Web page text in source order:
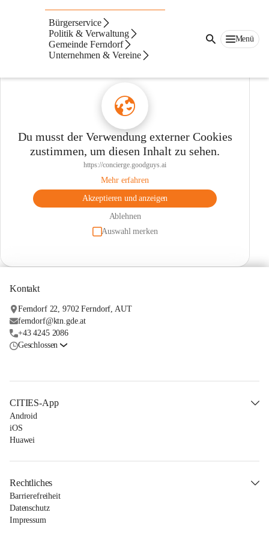
Bürgerservice
Politik & Verwaltung
Gemeinde Ferndorf
Unternehmen & Vereine
Menü
KI-Information unserer
Region
Du musst der Verwendung externer Cookies
zustimmen, um diesen Inhalt zu sehen.
https://concierge.goodguys.ai
Mehr erfahren
Akzeptieren und anzeigen
Ablehnen
Auswahl merken
Kontakt
Ferndorf 22, 9702 Ferndorf, AUT
ferndorf@ktn.gde.at
+43 4245 2086
Geschlossen
CITIES-App
Android
iOS
Huawei
Rechtliches
Barrierefreiheit
Datenschutz
Impressum